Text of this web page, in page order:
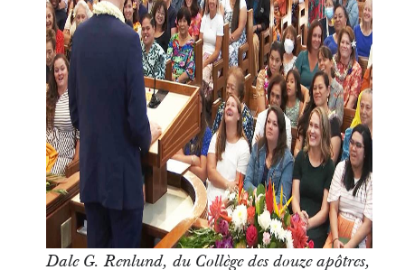
Dale G. Renlund, du Collège des douze apôtres,